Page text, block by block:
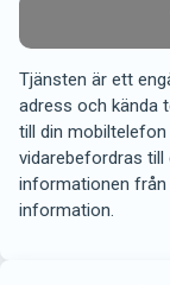
Tjänsten är ett
adress och kända
till din
vidarebefordras
informationen
information.